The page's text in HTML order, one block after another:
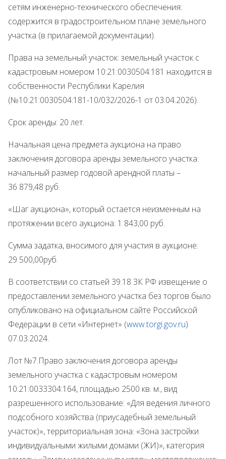
сетям инженерно-технического обеспечения:
содержится в градостроительном плане земельного
участка (в прилагаемой документации).
Права на земельный участок: земельный участок с
кадастровым номером 10:21:0030504:181 находится в
собственности Республики Карелия
(№10:21:0030504:181-10/032/2026-1 от 03.04.2026).
Срок аренды: 20 лет.
Начальная цена предмета аукциона на право
заключения договора аренды земельного участка:
начальный размер годовой арендной платы –
36 879,48 руб.
«Шаг аукциона», который остается неизменным на
протяжении всего аукциона: 1 843,00 руб.
Сумма задатка, вносимого для участия в аукционе:
29 500,00руб.
В соответствии со статьей 39.18 ЗК РФ извещение о
предоставлении земельного участка без торгов было
опубликовано на официальном сайте Российской
Федерации в сети «Интернет» (www.torgi.gov.ru)
07.03.2024.
Лот №7.Право заключения договора аренды
земельного участка с кадастровым номером
10:21:0033304:164, площадью 2500 кв. м., вид
разрешенного использование: «Для ведения личного
подсобного хозяйства (приусадебный земельный
участок)», территориальная зона: «Зона застройки
индивидуальными жилыми домами (ЖИ)», категория